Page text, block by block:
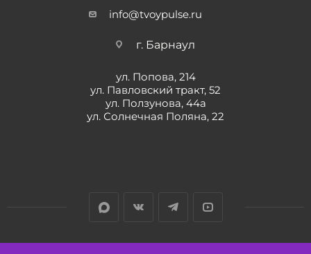
info@tvoypulse.ru
г. Барнаул
ул. Попова, 214
ул. Павловский тракт, 52
ул. Ползунова, 44а
ул. Солнечная Поляна, 22